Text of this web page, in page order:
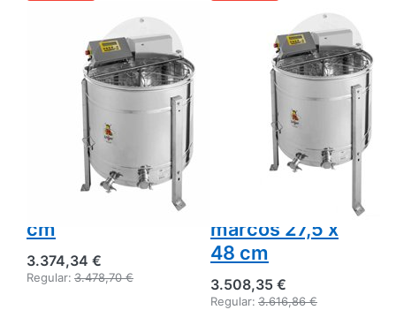
Logar Extractor
automático de 6
cuadros,
depósito Ø 76
cm, motor 180W,
totalmente
electrónico,
cuadros 24 x 48
cm
3.374,34 €
Regular: 3.478,70 €
Centrífuga
autoinvertible
Logar para 6
marcos,
depósito 76 cm,
motor 180 W,
marcos 27,5 x
48 cm
3.508,35 €
Regular: 3.616,86 €